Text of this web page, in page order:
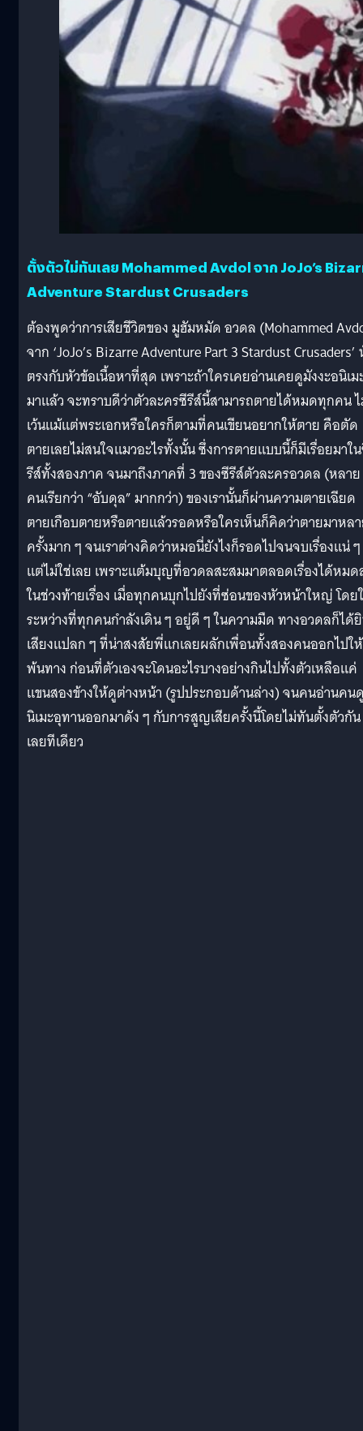
ตั้งตัวไม่ทันเลย Mohammed Avdol จาก JoJo’s
Adventure Stardust Crusaders
ต้องพูดว่าการเสียชีวิตของ มูฮัมหมัด อวดล (Mohammed
จาก ‘JoJo’s Bizarre Adventure Part 3 Stardust Crusaders’
ตรงกับหัวข้อเนื้อหาที่สุด เพราะถ้าใครเคยอ่านเคยดูมังงะอนิเม
มาแล้ว จะทราบดีว่าตัวละครซีรีส์นี้สามารถตายได้หมดทุกคน
เว้นแม้แต่พระเอกหรือใครก็ตามที่คนเขียนอยากให้ตาย คือตัด
ตายเลยไม่สนใจแมวอะไรทั้งนั้น ซึ่งการตายแบบนี้ก็มีเรื่อยมาใ
รีส์ทั้งสองภาค จนมาถึงภาคที่ 3 ของซีรีส์ตัวละครอวดล (หลาย
คนเรียกว่า “อับดุล” มากกว่า) ของเรานั้นก็ผ่านความตายเฉียด
ตายเกือบตายหรือตายแล้วรอดหรือใครเห็นก็คิดว่าตายมาหล
ครั้งมาก ๆ จนเราต่างคิดว่าหมอนี่ยังไงก็รอดไปจนจบเรื่องแน่ ๆ
แต่ไม่ใช่เลย เพราะแต้มบุญที่อวดลสะสมมาตลอดเรื่องได้หมด
ในช่วงท้ายเรื่อง เมื่อทุกคนบุกไปยังที่ซ่อนของหัวหน้าใหญ่ โดย
ระหว่างที่ทุกคนกำลังเดิน ๆ อยู่ดี ๆ ในความมืด ทางอวดลก็ได้
เสียงแปลก ๆ ที่น่าสงสัยพี่แกเลยผลักเพื่อนทั้งสองคนออกไปให้
พ้นทาง ก่อนที่ตัวเองจะโดนอะไรบางอย่างกินไปทั้งตัวเหลือแค่
แขนสองข้างให้ดูต่างหน้า (รูปประกอบด้านล่าง) จนคนอ่านคน
นิเมะอุทานออกมาดัง ๆ กับการสูญเสียครั้งนี้โดยไม่ทันตั้งตัวกัน
เลยทีเดียว